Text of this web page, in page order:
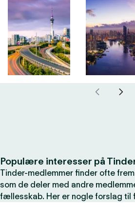
Populære interesser på
Tinder-medlemmer finder ofte
som de deler med andre
fællesskab. Her er nogle forslag